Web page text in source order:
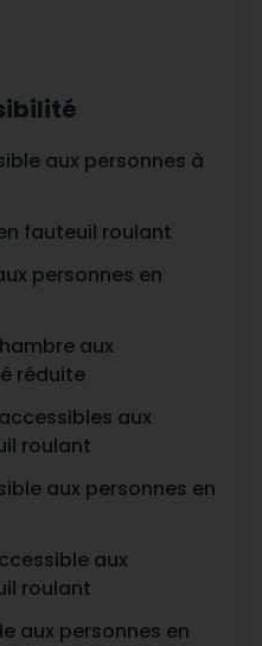
aux personnes à
fauteuil roulant
personnes en
aux
réduite
aux
roulant
aux personnes en
aux
roulant
aux personnes en